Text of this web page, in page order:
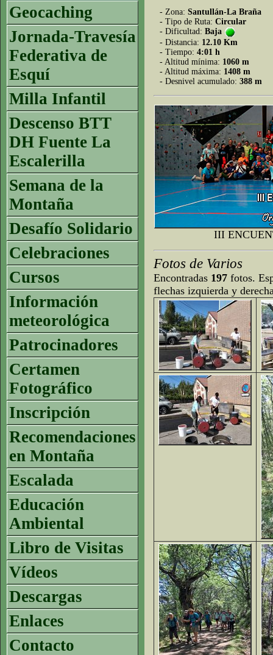
Geocaching
Jornada-Travesía
Federativa de
Esquí
Milla Infantil
Descenso BTT
DH Fuente La
Escalerilla
Semana de la
Montaña
Desafío Solidario
Celebraciones
Cursos
Información
meteorológica
Patrocinadores
Certamen
Fotográfico
Inscripción
Recomendaciones
en Montaña
Escalada
Educación
Ambiental
Libro de Visitas
Vídeos
Descargas
Enlaces
Contacto
- Zona: Santullán-La Braña
- Tipo de Ruta: Circular
- Dificultad: Baja
- Distancia: 12.10 Km
- Tiempo: 4:01 h
- Altitud mínima: 1060 m
- Altitud máxima: 1408 m
- Desnivel acumulado: 388 m
III
Fotos de Varios
Encontradas 197 fotos.
flechas izquierda y